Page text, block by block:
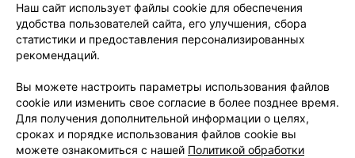
Вакансии
Партнеры
Написать руководителю 103.by
Обработка персональных данных
Наш сайт использует файлы cookie для обеспечения
удобства пользователей сайта, его улучшения, сбора
статистики и предоставления персонализированных
рекомендаций.
Вы можете настроить параметры использования файлов
cookie или изменить свое согласие в более позднее время.
Для получения дополнительной информации о целях,
сроках и порядке использования файлов cookie вы
можете ознакомиться с нашей Политикой обработки